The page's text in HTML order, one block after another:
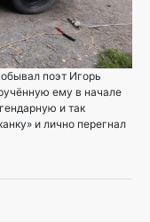
поэт Игорь
ему в начале
и так
и лично перегнал